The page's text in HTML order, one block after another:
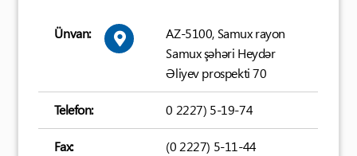
Ünvan:
AZ-5100, Samux rayon
Samux şəhəri Heydər
Əliyev prospekti 70
Telefon: 0 2227) 5-19-74
Fax: (0 2227) 5-11-44